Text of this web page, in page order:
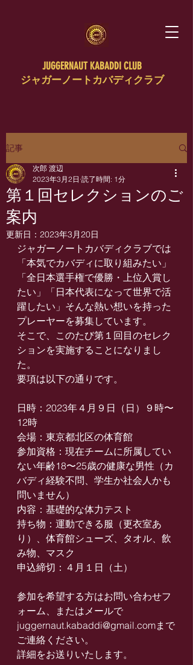
JUGGERNAUT KABADDI CLUB
ジャガーノートカバディクラブ
記事
第１回セレクションのご
案内
次郎 渡辺
2023年3月2日 読了時間: 1分
更新日： 2023年3月20日
ジャガーノートカバディクラブでは
「本気でカバディに取り組みたい」
「全日本選手権で優勝・上位入賞し
たい」「日本代表になって世界で活
躍したい」そんな熱い想いを持った
プレーヤーを募集しています。
そこで、このたび第１回目のセレク
ションを実施することになりまし
た。
要項は以下の通りです。
日時：2023年４月９日（日）９時〜
12時
会場：東京都北区の体育館
参加資格：現在チームに所属してい
ない年齢18〜25歳の健康な男性（カ
バディ経験不問、学生か社会人かも
問いません）
内容：基礎的な体力テスト
持ち物：運動できる服（更衣室あ
り）、体育館シューズ、タオル、飲
み物、マスク
申込締切：４月１日（土）
参加を希望する方はお問い合わせフ
ォーム、またはメールで
juggernaut.kabaddi@gmail.comまで
ご連絡ください。
詳細をお送りいたします。